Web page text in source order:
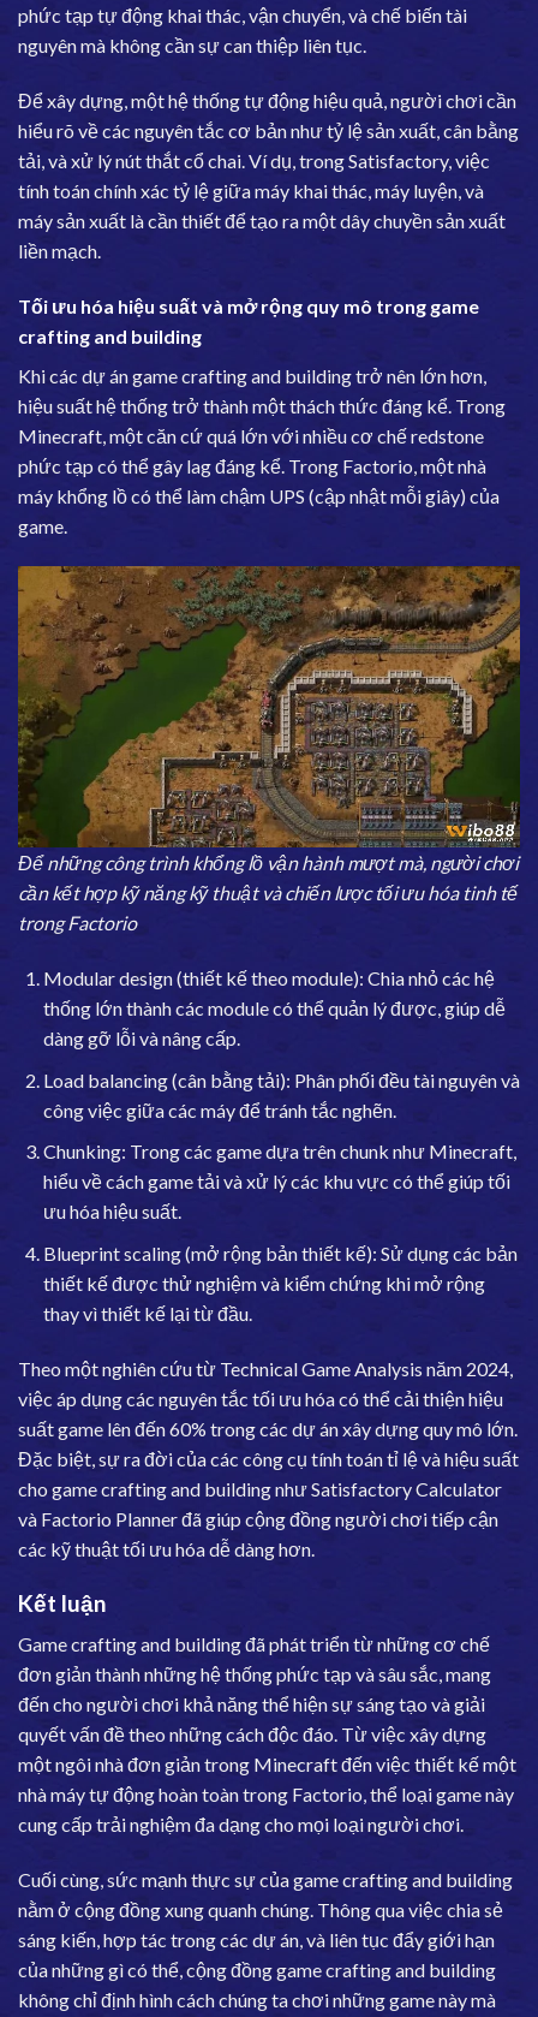
phức tạp tự động khai thác, vận chuyển, và chế biến tài
nguyên mà không cần sự can thiệp liên tục.
Để xây dựng, một hệ thống tự động hiệu quả, người chơi cần
hiểu rõ về các nguyên tắc cơ bản như tỷ lệ sản xuất, cân bằng
tải, và xử lý nút thắt cổ chai. Ví dụ, trong Satisfactory, việc
tính toán chính xác tỷ lệ giữa máy khai thác, máy luyện, và
máy sản xuất là cần thiết để tạo ra một dây chuyền sản xuất
liền mạch.
Tối ưu hóa hiệu suất và mở rộng quy mô trong game
crafting and building
Khi các dự án game crafting and building trở nên lớn hơn,
hiệu suất hệ thống trở thành một thách thức đáng kể. Trong
Minecraft, một căn cứ quá lớn với nhiều cơ chế redstone
phức tạp có thể gây lag đáng kể. Trong Factorio, một nhà
máy khổng lồ có thể làm chậm UPS (cập nhật mỗi giây) của
game.
Để những công trình khổng lồ vận hành mượt mà, người chơi
cần kết hợp kỹ năng kỹ thuật và chiến lược tối ưu hóa tinh tế
trong Factorio
Modular design (thiết kế theo module): Chia nhỏ các hệ
thống lớn thành các module có thể quản lý được, giúp dễ
dàng gỡ lỗi và nâng cấp.
Load balancing (cân bằng tải): Phân phối đều tài nguyên và
công việc giữa các máy để tránh tắc nghẽn.
Chunking: Trong các game dựa trên chunk như Minecraft,
hiểu về cách game tải và xử lý các khu vực có thể giúp tối
ưu hóa hiệu suất.
Blueprint scaling (mở rộng bản thiết kế): Sử dụng các bản
thiết kế được thử nghiệm và kiểm chứng khi mở rộng
thay vì thiết kế lại từ đầu.
Theo một nghiên cứu từ Technical Game Analysis năm 2024,
việc áp dụng các nguyên tắc tối ưu hóa có thể cải thiện hiệu
suất game lên đến 60% trong các dự án xây dựng quy mô lớn.
Đặc biệt, sự ra đời của các công cụ tính toán tỉ lệ và hiệu suất
cho game crafting and building như Satisfactory Calculator
và Factorio Planner đã giúp cộng đồng người chơi tiếp cận
các kỹ thuật tối ưu hóa dễ dàng hơn.
Kết luận
Game crafting and building đã phát triển từ những cơ chế
đơn giản thành những hệ thống phức tạp và sâu sắc, mang
đến cho người chơi khả năng thể hiện sự sáng tạo và giải
quyết vấn đề theo những cách độc đáo. Từ việc xây dựng
một ngôi nhà đơn giản trong Minecraft đến việc thiết kế một
nhà máy tự động hoàn toàn trong Factorio, thể loại game này
cung cấp trải nghiệm đa dạng cho mọi loại người chơi.
Cuối cùng, sức mạnh thực sự của game crafting and building
nằm ở cộng đồng xung quanh chúng. Thông qua việc chia sẻ
sáng kiến, hợp tác trong các dự án, và liên tục đẩy giới hạn
của những gì có thể, cộng đồng game crafting and building
không chỉ định hình cách chúng ta chơi những game này mà